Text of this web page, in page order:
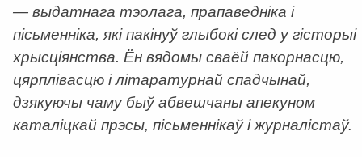
— выдатнага тэолага, прапаведніка і
пісьменніка, які пакінуў глыбокі след у гісторыі
хрысціянства. Ён вядомы сваёй пакорнасцю,
цярплівасцю і літаратурнай спадчынай,
дзякуючы чаму быў абвешчаны апекуном
каталіцкай прэсы, пісьменнікаў і журналістаў.